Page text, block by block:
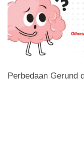
Perbedaan Gerund